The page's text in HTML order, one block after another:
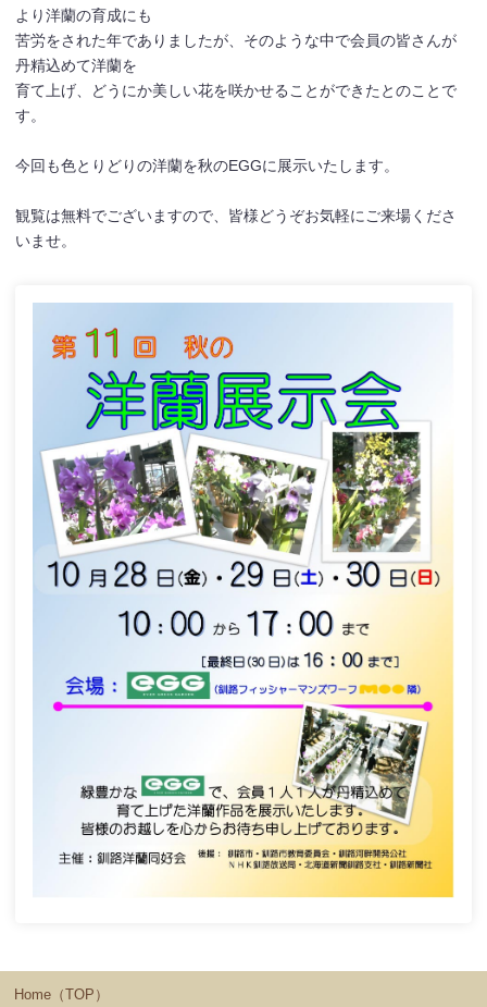
より洋蘭の育成にも
苦労をされた年でありましたが、そのような中で会員の皆さんが
丹精込めて洋蘭を
育て上げ、どうにか美しい花を咲かせることができたとのことで
す。
今回も色とりどりの洋蘭を秋のEGGに展示いたします。
観覧は無料でございますので、皆様どうぞお気軽にご来場くださ
いませ。
Home（TOP）